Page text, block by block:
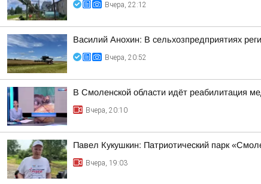
Вчера, 22:12
Василий Анохин: В сельхозпредприятиях
Вчера, 20:52
В Смоленской области идёт реабилитация
Вчера, 20:10
Павел Кукушкин: Патриотический парк
Вчера, 19:03